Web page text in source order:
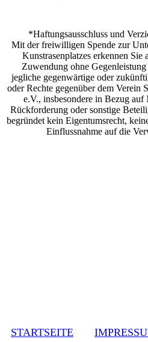
*Haftungsausschluss und
Mit der freiwilligen Spende zur
Kunstrasenplatzes erkennen Sie
Zuwendung ohne
jegliche gegenwärtige oder
oder Rechte gegenüber dem
e.V., insbesondere in Bezug
Rückforderung oder sonstige
begründet kein Eigentumsrecht,
Einflussnahme auf die
STARTSEITE